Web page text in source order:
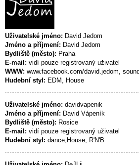
Uživatelské jméno: David Jedom
Jméno a příjmení: David Jedom
Bydliště (město): Praha
E-mail: vidí pouze registrovaný uživatel
WWW: www.facebook.com/david.jedom,
Hudební styl: EDM, House
Uživatelské jméno: davidvapenik
Jméno a příjmení: David Vápeník
Bydliště (město): Rosice
E-mail: vidí pouze registrovaný uživatel
Hudební styl: dance,House, R'N'B